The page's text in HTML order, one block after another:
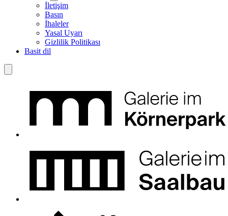
İletişim
Basın
İhaleler
Yasal Uyarı
Gizlilik Politikası
Basit dil